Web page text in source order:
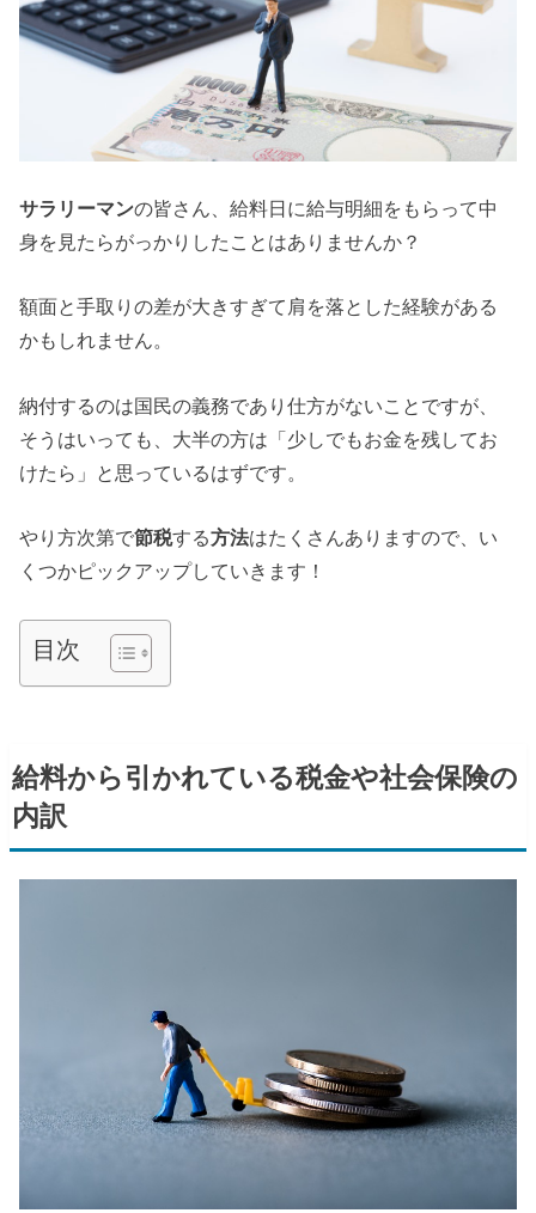
サラリーマンの皆さん、給料日に給与明細をもらって中
身を見たらがっかりしたことはありませんか？
額面と手取りの差が大きすぎて肩を落とした経験がある
かもしれません。
納付するのは国民の義務であり仕方がないことですが、
そうはいっても、大半の方は「少しでもお金を残してお
けたら」と思っているはずです。
やり方次第で節税する方法はたくさんありますので、い
くつかピックアップしていきます！
目次
給料から引かれている税金や社会保険の
内訳